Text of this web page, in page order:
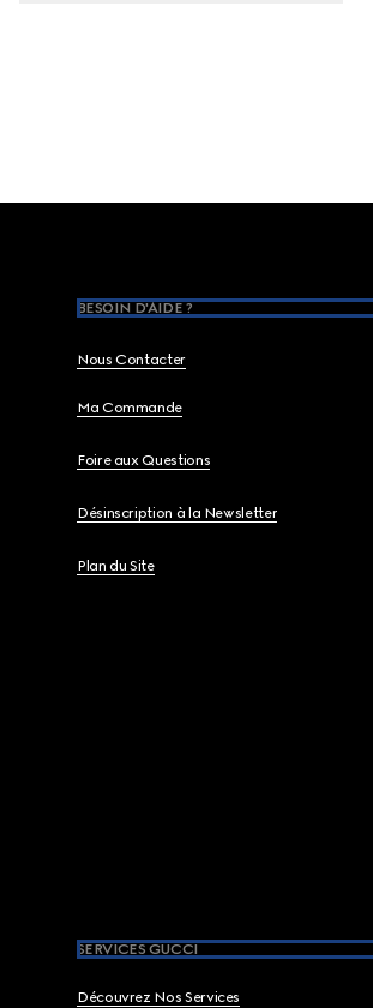
BESOIN D'AIDE ?
Nous Contacter
Ma Commande
Foire aux Questions
Désinscription à la Newsletter
Plan du Site
SERVICES GUCCI
Découvrez Nos Services